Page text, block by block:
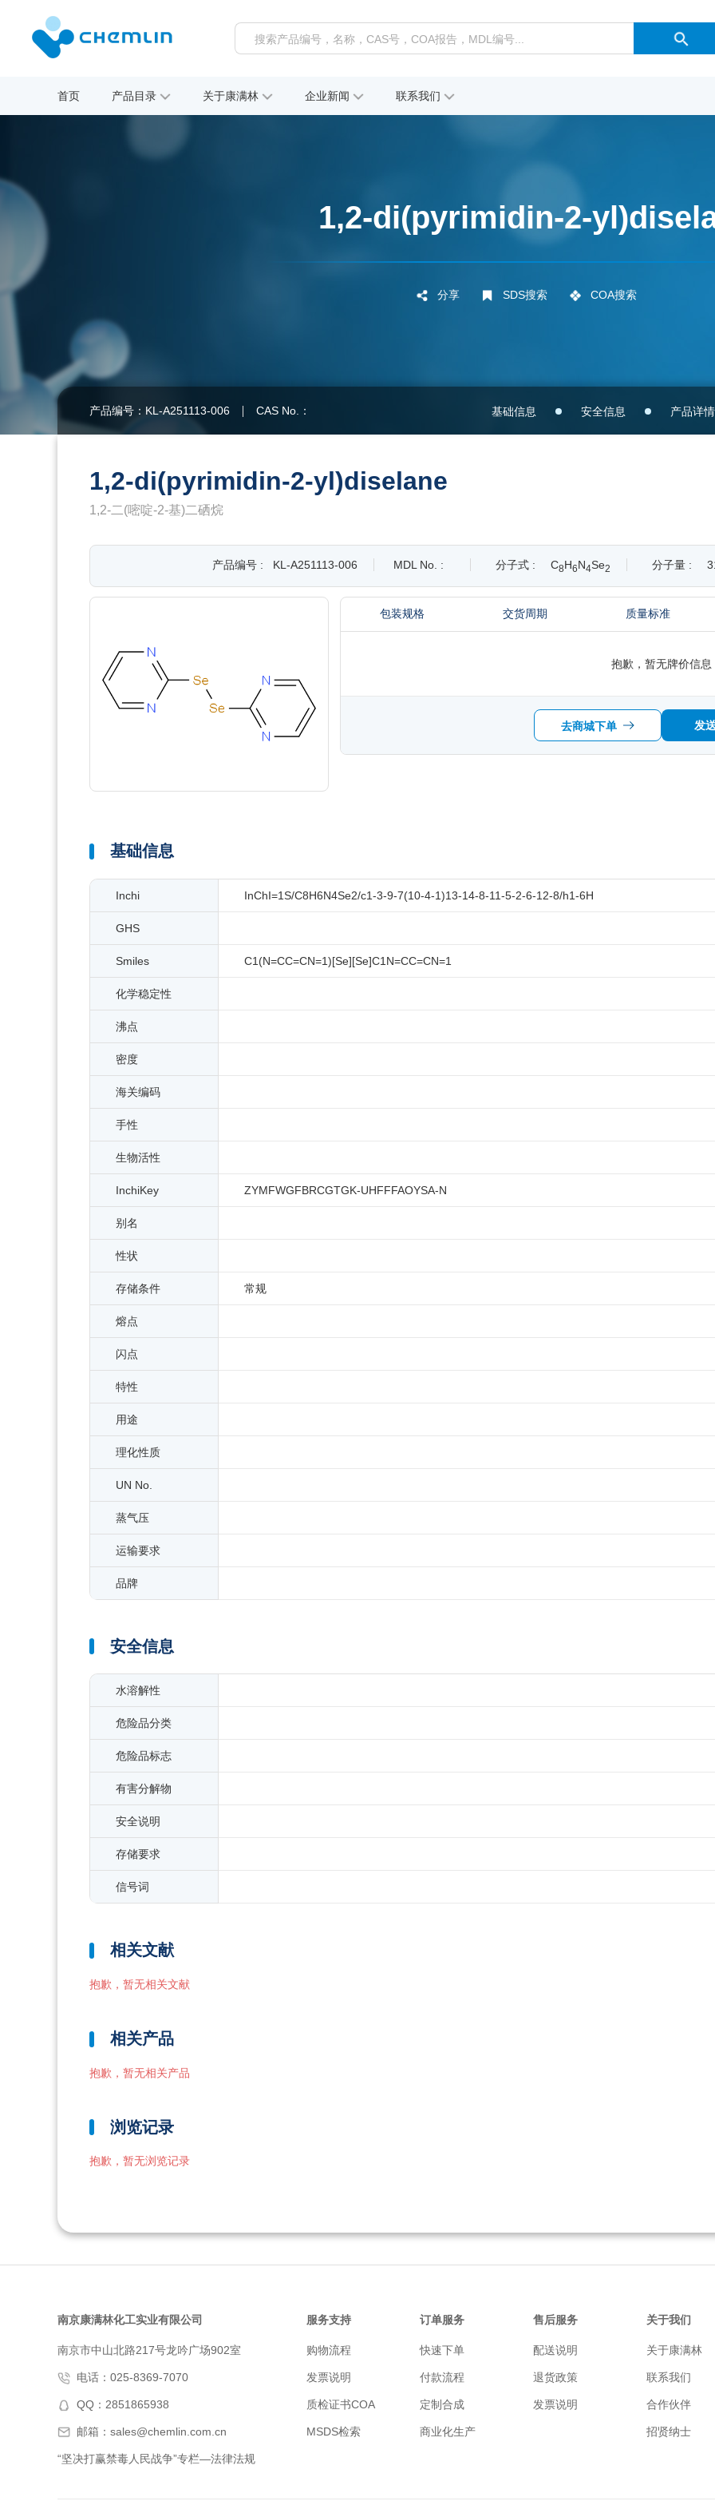
首页 产品目录 关于康满林 企业新闻 联系我们
1,2-di(pyrimidin-2-
分享 SDS搜索 COA搜索
产品编号：KL-A251113-006 CAS No.： 基础信息 安全信息 产品详情
1,2-di(pyrimidin-2-yl)diselane
1,2-二(嘧啶-2-基)二硒烷
产品编号 : KL-A251113-006 MDL No. : 分子式 : C8H6N4Se2 分子量 :
包装规格 交货周期 质量标准
抱歉，暂无牌价信息
去商城下单 发
基础信息
Inchi InChI=1S/C8H6N4Se2/c1-3-9-7(10-4-1)13-14-8-11-5-2-6-12-8/h1-6H
GHS
Smiles C1(N=CC=CN=1)[Se][Se]C1N=CC=CN=1
化学稳定性
沸点
密度
海关编码
手性
生物活性
InchiKey ZYMFWGFBRCGTGK-UHFFFAOYSA-N
别名
性状
存储条件 常规
熔点
闪点
特性
用途
理化性质
UN No.
蒸气压
运输要求
品牌
安全信息
水溶解性
危险品分类
危险品标志
有害分解物
安全说明
存储要求
信号词
相关文献
抱歉，暂无相关文献
相关产品
抱歉，暂无相关产品
浏览记录
抱歉，暂无浏览记录
南京康满林化工实业有限公司
南京市中山北路217号龙吟广场902室
电话：025-8369-7070
QQ：2851865938
邮箱：sales@chemlin.com.cn
“坚决打赢禁毒人民战争”专栏—法律法规
服务支持
购物流程
发票说明
质检证书COA
MSDS检索
订单服务
快速下单
付款流程
定制合成
商业化生产
售后服务
配送说明
退货政策
发票说明
关于我们
关于康满林
联系我们
合作伙伴
招贤纳士